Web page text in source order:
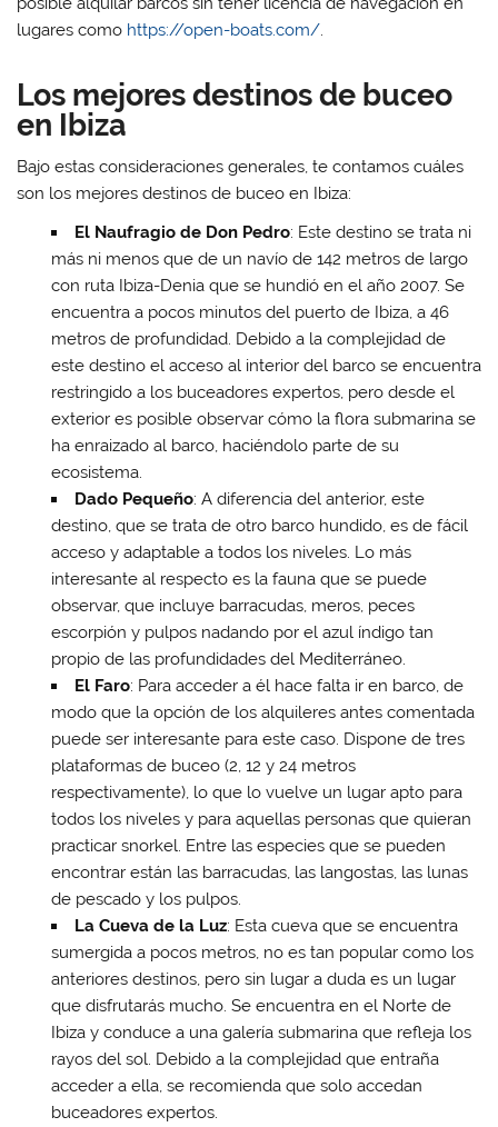
lugares como https://open-boats.com/.
Los mejores destinos de buceo
en Ibiza
Bajo estas consideraciones generales, te contamos cuáles
son los mejores destinos de buceo en Ibiza:
El Naufragio de Don Pedro: Este destino se trata ni
más ni menos que de un navío de 142 metros de largo
con ruta Ibiza-Denia que se hundió en el año 2007. Se
encuentra a pocos minutos del puerto de Ibiza, a 46
metros de profundidad. Debido a la complejidad de
este destino el acceso al interior del barco se encuentra
restringido a los buceadores expertos, pero desde el
exterior es posible observar cómo la flora submarina se
ha enraizado al barco, haciéndolo parte de su
ecosistema.
Dado Pequeño: A diferencia del anterior, este
destino, que se trata de otro barco hundido, es de fácil
acceso y adaptable a todos los niveles. Lo más
interesante al respecto es la fauna que se puede
observar, que incluye barracudas, meros, peces
escorpión y pulpos nadando por el azul índigo tan
propio de las profundidades del Mediterráneo.
El Faro: Para acceder a él hace falta ir en barco, de
modo que la opción de los alquileres antes comentada
puede ser interesante para este caso. Dispone de tres
plataformas de buceo (2, 12 y 24 metros
respectivamente), lo que lo vuelve un lugar apto para
todos los niveles y para aquellas personas que quieran
practicar snorkel. Entre las especies que se pueden
encontrar están las barracudas, las langostas, las lunas
de pescado y los pulpos.
La Cueva de la Luz: Esta cueva que se encuentra
sumergida a pocos metros, no es tan popular como los
anteriores destinos, pero sin lugar a duda es un lugar
que disfrutarás mucho. Se encuentra en el Norte de
Ibiza y conduce a una galería submarina que refleja los
rayos del sol. Debido a la complejidad que entraña
acceder a ella, se recomienda que solo accedan
buceadores expertos.